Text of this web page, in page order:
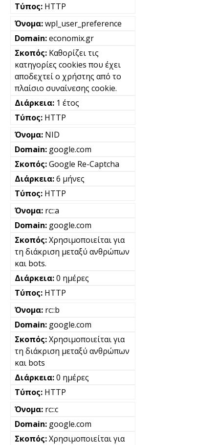
HTTP
wpl_user_preference
economix.gr
Καθορίζει τις
κατηγορίες cookies που έχει
αποδεχτεί ο χρήστης από το
πλαίσιο συναίνεσης cookie.
1 έτος
HTTP
NID
google.com
Google Re-Captcha
6 μήνες
HTTP
rc::a
google.com
Χρησιμοποιείται για
τη διάκριση μεταξύ ανθρώπων
και bots.
0 ημέρες
HTTP
rc::b
google.com
Χρησιμοποιείται για
τη διάκριση μεταξύ ανθρώπων
και bots
0 ημέρες
HTTP
rc::c
google.com
Χρησιμοποιείται για